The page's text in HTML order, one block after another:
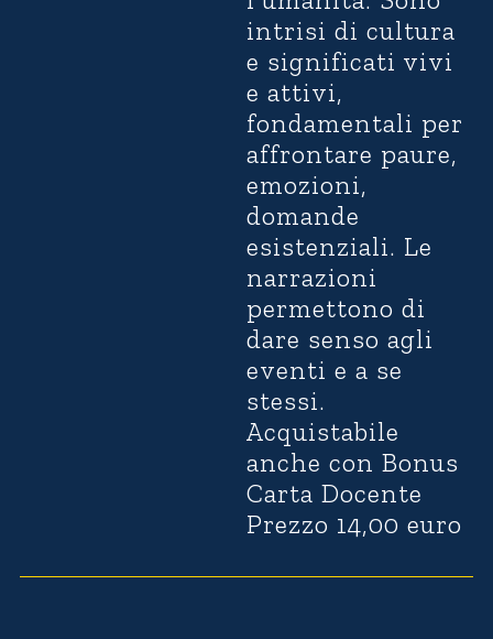
intrisi di cultura
e significati vivi
e attivi,
fondamentali per
affrontare paure,
emozioni,
domande
esistenziali. Le
narrazioni
permettono di
dare senso agli
eventi e a se
stessi.
Acquistabile
anche con Bonus
Carta Docente
Prezzo 14,00 euro